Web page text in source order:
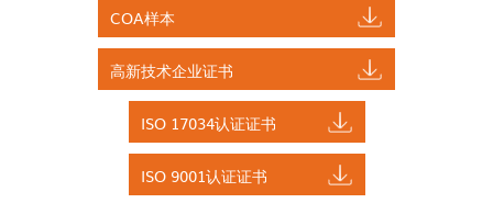
COA样本
高新技术企业证书
ISO 17034认证证书
ISO 9001认证证书